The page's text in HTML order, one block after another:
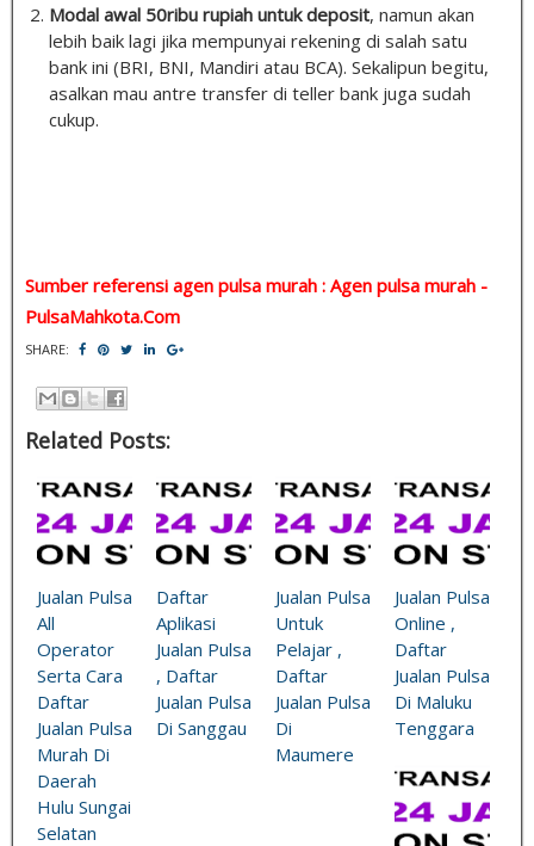
Modal awal 50ribu rupiah untuk deposit, namun akan
lebih baik lagi jika mempunyai rekening di salah satu
bank ini (BRI, BNI, Mandiri atau BCA). Sekalipun begitu,
asalkan mau antre transfer di teller bank juga sudah
cukup.
Sumber referensi agen pulsa murah : Agen pulsa murah -
PulsaMahkota.Com
SHARE:
Related Posts:
Jualan Pulsa
All
Operator
Serta Cara
Daftar
Jualan Pulsa
Murah Di
Daerah
Hulu Sungai
Selatan
Daftar
Aplikasi
Jualan Pulsa
, Daftar
Jualan Pulsa
Di Sanggau
Jualan Pulsa
Untuk
Pelajar ,
Daftar
Jualan Pulsa
Di
Maumere
Jualan Pulsa
Online ,
Daftar
Jualan Pulsa
Di Maluku
Tenggara